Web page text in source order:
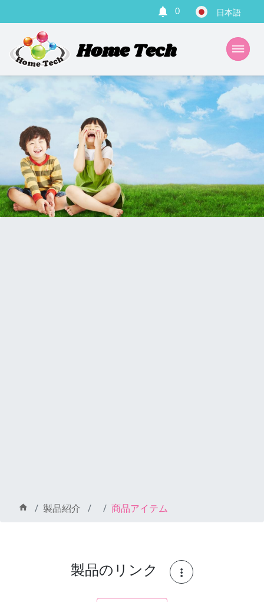
0
Home Tech
製品紹介 商品アイテム
製品のリンク